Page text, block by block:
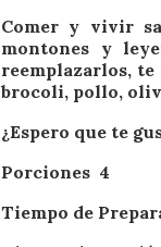
Comer y vivir
montones y
reemplazarlos,
brocoli, pollo,
¿Espero que te
Porciones 4
Tiempo de